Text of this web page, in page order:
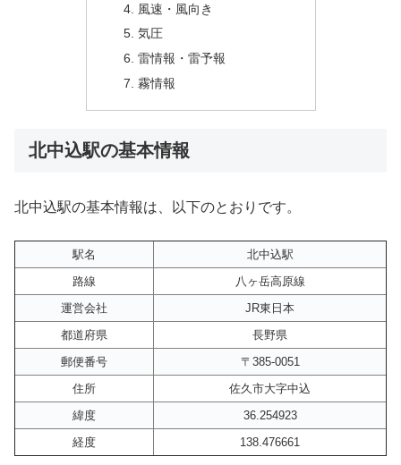
風速・風向き
気圧
雷情報・雷予報
霧情報
北中込駅の基本情報
北中込駅の基本情報は、以下のとおりです。
駅名
北中込駅
路線
八ヶ岳高原線
運営会社
JR東日本
都道府県
長野県
郵便番号
〒385-0051
住所
佐久市大字中込
緯度
36.254923
経度
138.476661